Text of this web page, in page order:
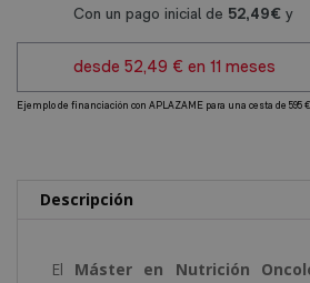
t
Descripción
El Máster en Nutrición